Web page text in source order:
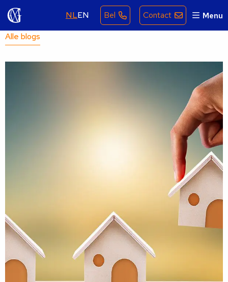
NLEN Bel Contact Menu
Alle blogs